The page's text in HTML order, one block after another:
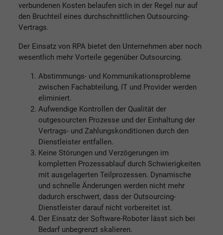
verbundenen Kosten belaufen sich in der Regel nur auf
den Bruchteil eines durchschnittlichen Outsourcing-
Vertrags.
Der Einsatz von RPA bietet den Unternehmen aber noch
wesentlich mehr Vorteile gegenüber Outsourcing.
Abstimmungs- und Kommunikationsprobleme
zwischen Fachabteilung, IT und Provider werden
eliminiert.
Aufwendige Kontrollen der Qualität der
outgesourcten Prozesse und der Einhaltung der
Vertrags- und Zahlungskonditionen durch den
Dienstleister entfallen.
Keine Störungen und Verzögerungen im
kompletten Prozessablauf durch Schwierigkeiten
mit ausgelagerten Teilprozessen. Dynamische
und schnelle Änderungen werden nicht mehr
dadurch erschwert, dass der Outsourcing-
Dienstleister darauf nicht vorbereitet ist.
Der Einsatz der Software-Roboter lässt sich bei
Bedarf unbegrenzt skalieren.